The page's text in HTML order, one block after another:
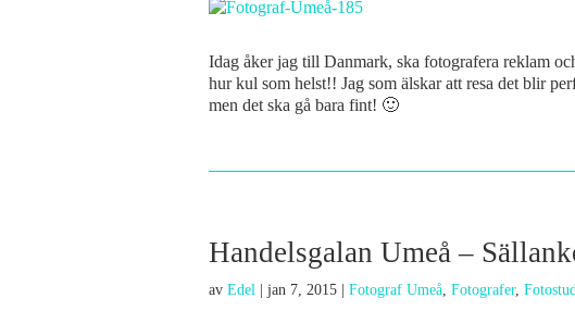
Idag åker jag till Danmark, ska fotografera reklam
hur kul som helst!! Jag som älskar att resa det blir
men det ska gå bara fint! 🙂
Handelsgalan Umeå –
av Edel jan 7, 2015 Fotograf Umeå, Fotografer,